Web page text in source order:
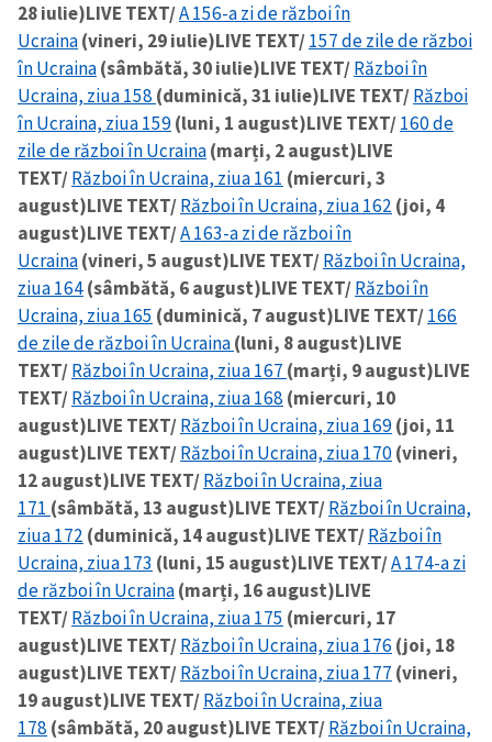
28 iulie)LIVE TEXT/A 156-a zi de război în
Ucraina(vineri, 29 iulie)LIVE TEXT/157 de zile de război
în Ucraina(sâmbătă, 30 iulie)LIVE TEXT/Război în
Ucraina, ziua 158 (duminică, 31 iulie)LIVE TEXT/Război
în Ucraina, ziua 159(luni, 1 august)LIVE TEXT/160 de
zile de război în Ucraina(marți, 2 august)LIVE
TEXT/Război în Ucraina, ziua 161 (miercuri, 3
august)LIVE TEXT/Război în Ucraina, ziua 162 (joi, 4
august)LIVE TEXT/A 163-a zi de război în
Ucraina(vineri, 5 august)LIVE TEXT/Război în Ucraina,
ziua 164(sâmbătă, 6 august)LIVE TEXT/Război în
Ucraina, ziua 165 (duminică, 7 august)LIVE TEXT/166
de zile de război în Ucraina(luni, 8 august)LIVE
TEXT/Război în Ucraina, ziua 167 (marți, 9 august)LIVE
TEXT/Război în Ucraina, ziua 168 (miercuri, 10
august)LIVE TEXT/Război în Ucraina, ziua 169(joi, 11
august)LIVE TEXT/Război în Ucraina, ziua 170(vineri,
12 august)LIVE TEXT/Război în Ucraina, ziua
171 (sâmbătă, 13 august)LIVE TEXT/Război în Ucraina,
ziua 172 (duminică, 14 august)LIVE TEXT/Război în
Ucraina, ziua 173 (luni, 15 august)LIVE TEXT/A 174-a zi
de război în Ucraina(marți, 16 august)LIVE
TEXT/Război în Ucraina, ziua 175 (miercuri, 17
august)LIVE TEXT/Război în Ucraina, ziua 176 (joi, 18
august)LIVE TEXT/Război în Ucraina, ziua 177 (vineri,
19 august)LIVE TEXT/Război în Ucraina, ziua
178 (sâmbătă, 20 august)LIVE TEXT/Război în Ucraina,